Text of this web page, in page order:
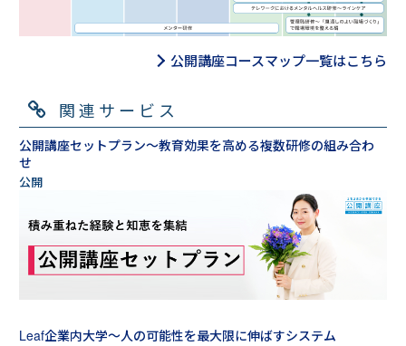
公開講座コースマップ一覧はこちら
関連サービス
公開講座セットプラン～教育効果を高める複数研修の組み合わ
せ
Leaf企業内大学～人の可能性を最大限に伸ばすシステム